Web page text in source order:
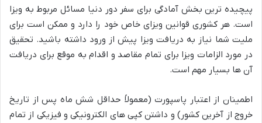
پیچیده ترین بخش آمادگی برای سفر دور دنیا مسائل مربوط به ویزا
است. هر کشوری قوانین ویزای خاص خود را دارد و ممکن است برای
ملیت شما نیاز به دریافت ویزا پیش از ورود داشته باشید. تحقیق
در مورد الزامات ویزا برای تمام مقاصد و اقدام به موقع برای دریافت
آن ها بسیار مهم است.
اطمینان از اعتبار پاسپورت (معمولاً حداقل شش ماه پس از تاریخ
خروج از آخرین کشور) و داشتن کپی های الکترونیکی و فیزیکی از تمام